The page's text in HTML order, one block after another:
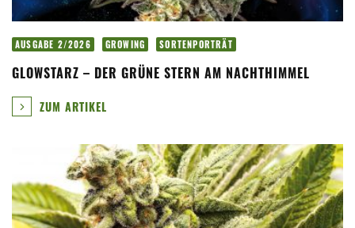
AUSGABE 2/2026 GROWING SORTENPORTRÄT
GLOWSTARZ – DER GRÜNE STERN AM NACHTHIMMEL
ZUM ARTIKEL